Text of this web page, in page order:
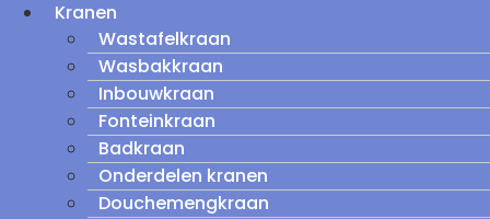
Kranen
Wastafelkraan
Wasbakkraan
Inbouwkraan
Fonteinkraan
Badkraan
Onderdelen kranen
Douchemengkraan